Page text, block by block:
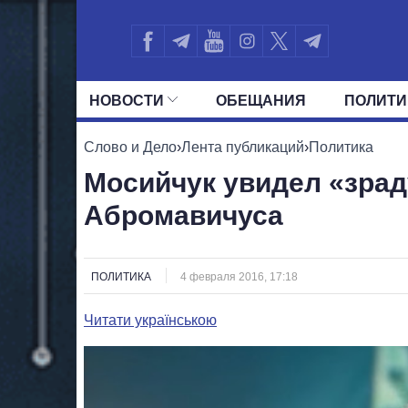
НОВОСТИ ОБЕЩАНИЯ
ВСЕ ПОЛИТИКИ ПРЕЗИДЕНТ И
Слово и Дело›Лента публикаций›Политика
Мосийчук увидел
Абромавичуса
ПОЛИТИКА 4 февраля 2016, 17:18
Читати українською